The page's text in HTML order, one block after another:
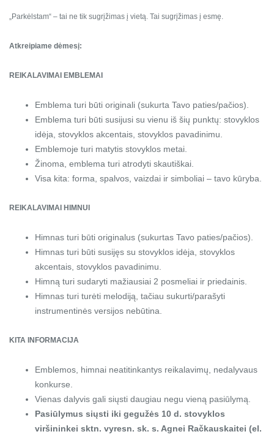
„Parkėlstam“ – tai ne tik sugrįžimas į vietą. Tai sugrįžimas į esmę.
Atkreipiame dėmesį:
REIKALAVIMAI EMBLEMAI
Emblema turi būti originali (sukurta Tavo paties/pačios).
Emblema turi būti susijusi su vienu iš šių punktų: stovyklos
idėja, stovyklos akcentais, stovyklos pavadinimu.
Emblemoje turi matytis stovyklos metai.
Žinoma, emblema turi atrodyti skautiškai.
Visa kita: forma, spalvos, vaizdai ir simboliai – tavo kūryba.
REIKALAVIMAI HIMNUI
Himnas turi būti originalus (sukurtas Tavo paties/pačios).
Himnas turi būti susijęs su stovyklos idėja, stovyklos
akcentais, stovyklos pavadinimu.
Himną turi sudaryti mažiausiai 2 posmeliai ir priedainis.
Himnas turi turėti melodiją, tačiau sukurti/parašyti
instrumentinės versijos nebūtina.
KITA INFORMACIJA
Emblemos, himnai neatitinkantys reikalavimų, nedalyvaus
konkurse.
Vienas dalyvis gali siųsti daugiau negu vieną pasiūlymą.
Pasiūlymus siųsti iki gegužės 10 d. stovyklos
viršininkei sktn. vyresn. sk. s. Agnei Račkauskaitei (el.